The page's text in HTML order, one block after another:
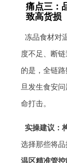
痛点三：
致高货损
冻品食材对
度不足、断
的是，全链
旦发生食安
命打击。
实操建议：
选择那些将
温区精准管